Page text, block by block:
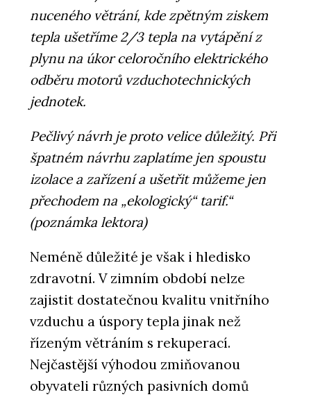
nuceného větrání, kde zpětným ziskem
tepla ušetříme 2/3 tepla na vytápění z
plynu na úkor celoročního elektrického
odběru motorů vzduchotechnických
jednotek.
Pečlivý návrh je proto velice důležitý. Při
špatném návrhu zaplatíme jen spoustu
izolace a zařízení a ušetřit můžeme jen
přechodem na „ekologický“ tarif.“
(poznámka lektora)
Neméně důležité je však i hledisko
zdravotní. V zimním období nelze
zajistit dostatečnou kvalitu vnitřního
vzduchu a úspory tepla jinak než
řízeným větráním s rekuperací.
Nejčastější výhodou zmiňovanou
obyvateli různých pasivních domů